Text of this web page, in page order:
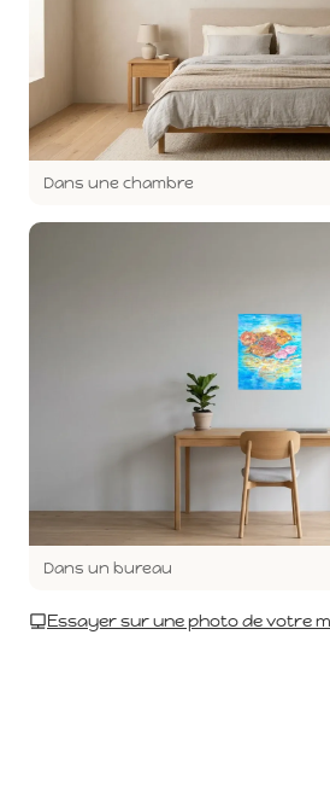
Dans une chambre
Dans un bureau
Essayer sur une photo de votre